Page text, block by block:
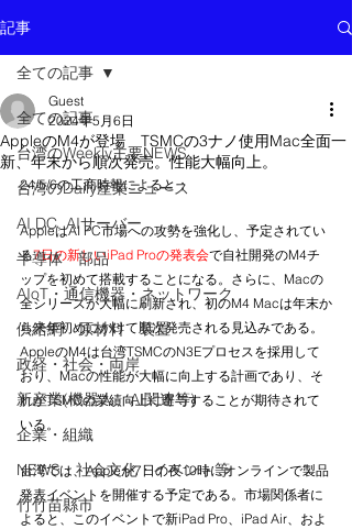
記事
全ての記事
台湾のWeekly主要NEWS
台湾のDaily産業ニュース
AI DC, AIサーバー
半導体 部品
AIoT・通信機器・ネットワーク
供給網 原材料 装置
政経・社会・両岸
新産業(機器人、AI関連等)
企業・組織
NEWS・社会文化・イベント等
竹竹苗縣市
全ての記事
AppleのM4が登場 TSMCの3ナノ使用Mac全面一
新、年末から順次発売。性能大幅向上。
Guest
2024年5月6日
24/5/6の工商時報によると；
AppleはAI PC市場への攻勢を強化し、予定されてい
る7日の新しいiPad Proの発表会で自社開発のM4チ
ップを初めて搭載することになる。さらに、Macの
全シリーズが大幅に刷新され、初のM4 Macは年末か
ら来年初めにかけて順次発売される見込みである。
AppleのM4は台湾TSMCのN3Eプロセスを採用して
おり、Macの性能が大幅に向上する計画であり、そ
れがTSMCの業績向上に寄与することが期待されて
いる。
台湾では、Appleが7日の夜10時にオンラインで製品
発表イベントを開催する予定である。市場関係者に
よると、このイベントで新iPad Pro、iPad Air、およ